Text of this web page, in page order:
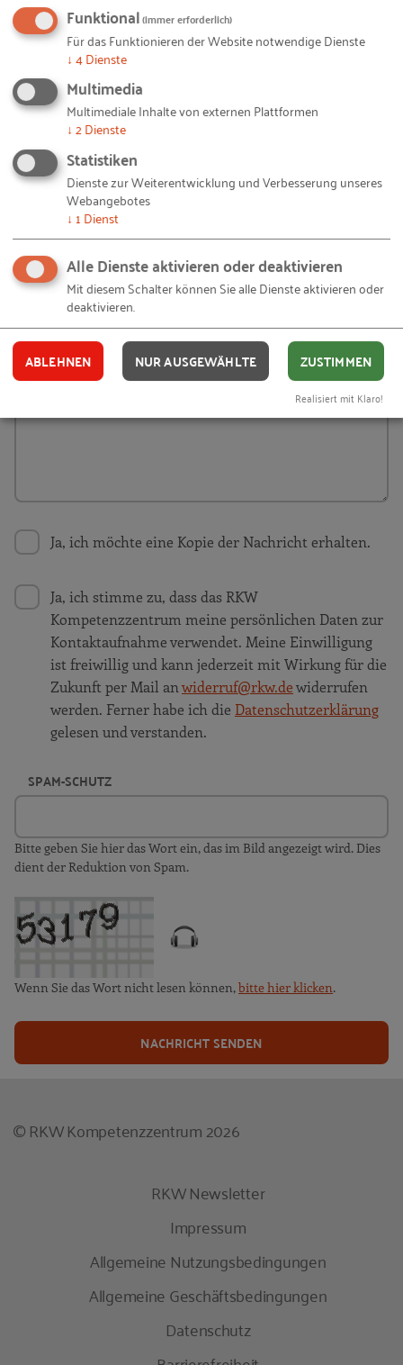
NACHNAME
FIRMA (OPTIONAL)
E-MAIL
NACHRICHT
Ja, ich möchte eine Kopie der Nachricht erhalten.
Ja, ich stimme zu, dass das RKW
Kompetenzzentrum meine persönlichen Daten zur
Kontaktaufnahme verwendet. Meine Einwilligung
ist freiwillig und kann jederzeit mit Wirkung für die
Zukunft per Mail anwiderruf@rkw.dewiderrufen
werden. Ferner habe ich die Datenschutzerklärung
gelesen und verstanden.
SPAM-SCHUTZ
Bitte geben Sie hier das Wort ein, das im Bild angezeigt wird. Dies
dient der Reduktion von Spam.
Wenn Sie das Wort nicht lesen können,bitte hier klicken.
NACHRICHT SENDEN
© RKW Kompetenzzentrum 2026
RKW Newsletter
Impressum
Allgemeine Nutzungsbedingungen
Allgemeine Geschäftsbedingungen
Datenschutz
Funktional(immer erforderlich)
Für das Funktionieren der Website notwendige Dienste
↓ 4Dienste
Multimedia
Multimediale Inhalte von externen Plattformen
↓ 2Dienste
Statistiken
Dienste zur Weiterentwicklung und Verbesserung unseres
Webangebotes
↓ 1 Dienst
Alle Dienste aktivieren oder deaktivieren
Mit diesem Schalter können Sie alle Dienste aktivieren oder
deaktivieren.
ABLEHNEN NUR AUSGEWÄHLTE ZUSTIMMEN
Realisiert mit Klaro!